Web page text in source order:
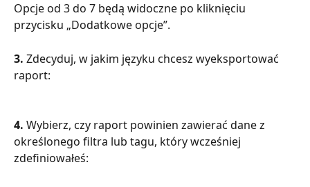
Opcje od 3 do 7 będą widoczne po kliknięciu
przycisku „Dodatkowe opcje”.
3. Zdecyduj, w jakim języku chcesz wyeksportować
raport:
4. Wybierz, czy raport powinien zawierać dane z
określonego filtra lub tagu, który wcześniej
zdefiniowałeś: